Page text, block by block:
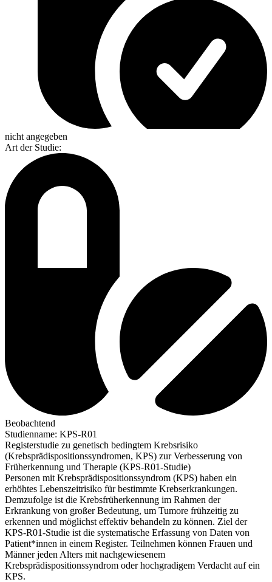
nicht angegeben
Art der Studie:
Beobachtend
Studienname: KPS-R01
Registerstudie zu genetisch bedingtem Krebsrisiko
(Krebsprädispositionssyndromen, KPS) zur Verbesserung von
Früherkennung und Therapie (KPS-R01-Studie)
Personen mit Krebsprädispositionssyndrom (KPS) haben ein
erhöhtes Lebenszeitrisiko für bestimmte Krebserkrankungen.
Demzufolge ist die Krebsfrüherkennung im Rahmen der
Erkrankung von großer Bedeutung, um Tumore frühzeitig zu
erkennen und möglichst effektiv behandeln zu können. Ziel der
KPS-R01-Studie ist die systematische Erfassung von Daten von
Patient*innen in einem Register. Teilnehmen können Frauen und
Männer jeden Alters mit nachgewiesenem
Krebsprädispositionssyndrom oder hochgradigem Verdacht auf ein
KPS.